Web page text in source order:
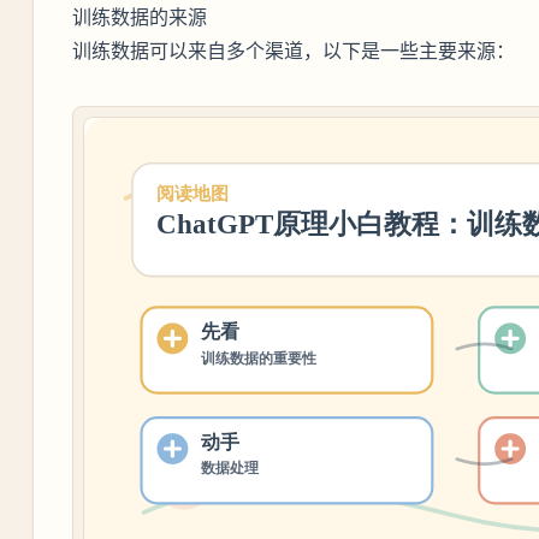
训练数据的来源
训练数据可以来自多个渠道，以下是一些主要来源：